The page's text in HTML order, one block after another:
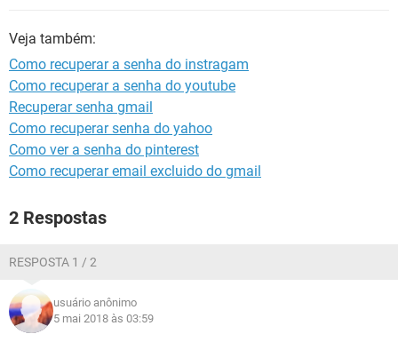
Veja também:
Como recuperar a senha do instragam
Como recuperar a senha do youtube
Recuperar senha gmail
Como recuperar senha do yahoo
Como ver a senha do pinterest
Como recuperar email excluido do gmail
2 Respostas
RESPOSTA 1 / 2
usuário anônimo
5 mai 2018 às 03:59